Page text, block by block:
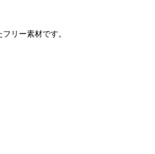
リー素材です。